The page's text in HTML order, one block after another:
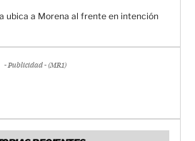
ubica a Morena al frente en intención
- Publicidad - (MR1)